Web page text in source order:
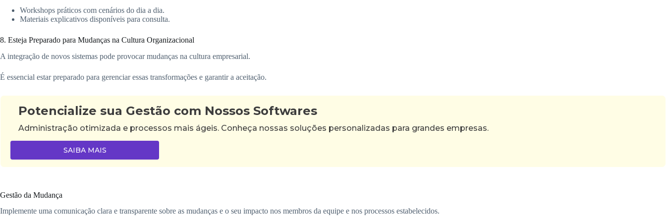
Workshops práticos com cenários do dia a dia.
Materiais explicativos disponíveis para consulta.
8. Esteja Preparado para Mudanças na Cultura Organizacional
A integração de novos sistemas pode provocar mudanças na cultura empresarial.
É essencial estar preparado para gerenciar essas transformações e garantir a aceitação.
Potencialize sua Gestão com Nossos Softwares
Administração otimizada e processos mais ágeis. Conheça nossas soluções personalizadas para grandes empresas.
SAIBA MAIS
Gestão da Mudança
Implemente uma comunicação clara e transparente sobre as mudanças e o seu impacto nos membros da equipe e nos processos estabelecidos.